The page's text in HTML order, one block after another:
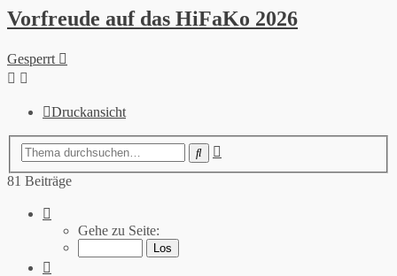
Vorfreude auf das HiFaKo 2026
Gesperrt
Druckansicht
Suche
81 Beiträge
von
Gehe zu Seite: